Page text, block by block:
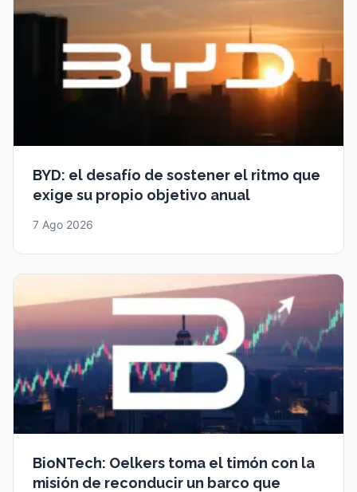
BYD: el desafío de sostener el ritmo que
exige su propio objetivo anual
7 Ago 2026
BioNTech: Oelkers toma el timón con la
misión de reconducir un barco que